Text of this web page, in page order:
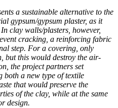
a sustainable alternative to the
gypsum/gypsum plaster, as it
clay walls/plasters, however,
cracking, a reinforcing fabric
step. For a covering, only
but this would destroy the air-
the project partners set
both a new type of textile
that would preserve the
of the clay, while at the same
design.